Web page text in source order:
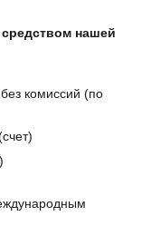
нашей
комиссий (по